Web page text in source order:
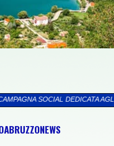
AGLI ABRUZZESI NEL MONDO >>